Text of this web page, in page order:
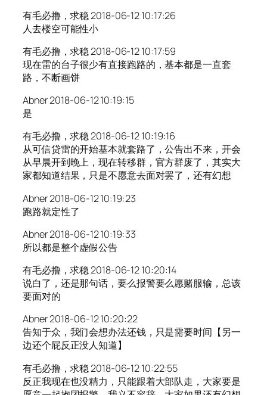
有毛必撸，求稳 2018-06-12 10:17:26
人去楼空可能性小
有毛必撸，求稳 2018-06-12 10:17:59
现在雷的台子很少有直接跑路的，基本都是一直套
路，不断画饼
Abner 2018-06-12 10:19:15
是
有毛必撸，求稳 2018-06-12 10:19:16
从可信贷雷的开始基本就套路了，公告出不来，开会
从早晨开到晚上，现在转移群，官方群废了，其实大
家都知道结果，只是不愿意去面对罢了，还有幻想
Abner 2018-06-12 10:19:23
跑路就定性了
Abner 2018-06-12 10:19:33
所以都是整个虚假公告
有毛必撸，求稳 2018-06-12 10:20:14
说白了，还是那句话，要么报警要么愿赌服输，总该
要面对的
Abner 2018-06-12 10:20:22
告知于众，我们会想办法还钱，只是需要时间【另一
边还个屁反正没人知道】
有毛必撸，求稳 2018-06-12 10:22:55
反正我现在也没精力，只能跟着大部队走，大家要是